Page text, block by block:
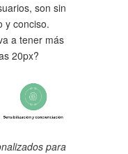
son sin
y conciso.
a tener más
20px?
para